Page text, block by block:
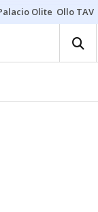
Olite Ollo TAV